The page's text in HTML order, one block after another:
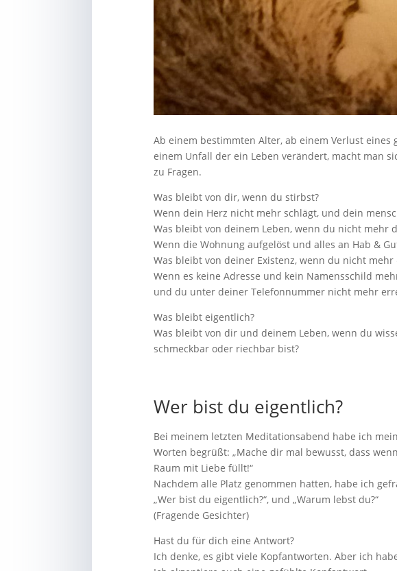
Ab einem bestimmten Alter, ab einem Verlust
einem Unfall der ein Leben verändert, macht man
zu Fragen.
Was bleibt von dir, wenn du stirbst?
Wenn dein Herz nicht mehr schlägt, und dein
Was bleibt von deinem Leben, wenn du nicht mehr
Wenn die Wohnung aufgelöst und alles an Hab &
Was bleibt von deiner Existenz, wenn du nicht
Wenn es keine Adresse und kein Namensschild
und du unter deiner Telefonnummer nicht mehr
Was bleibt eigentlich?
Was bleibt von dir und deinem Leben, wenn du
schmeckbar oder riechbar bist?
Wer bist du eigentlich?
Bei meinem letzten Meditationsabend habe ich
Worten begrüßt: „Mache dir mal bewusst, dass
Raum mit Liebe füllt!“
Nachdem alle Platz genommen hatten, habe ich
„Wer bist du eigentlich?“, und „Warum lebst du?“
(Fragende Gesichter)
Hast du für dich eine Antwort?
Ich denke, es gibt viele Kopfantworten. Aber ich